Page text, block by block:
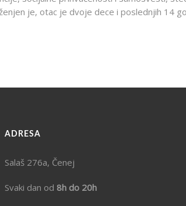
je, otac je dvoje dece i poslednjih 14
ADRESA
Salaš 276a, Čenej
Svaki dan od 8h do 20h